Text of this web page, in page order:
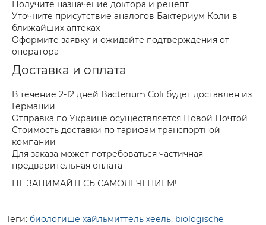
Получите назначение доктора и рецепт
Уточните присутствие аналогов Бактериум Коли в
ближайших аптеках
Оформите заявку и ожидайте подтверждения от
оператора
Доставка и оплата
В течение 2-12 дней Bacterium Coli будет доставлен из
Германии
Отправка по Украине осуществляется Новой Почтой
Стоимость доставки по тарифам транспортной
компании
Для заказа может потребоваться частичная
предварительная оплата
НЕ ЗАНИМАЙТЕСЬ САМОЛЕЧЕНИЕМ!
Теги: биологише хайльмиттель хеель, biologische